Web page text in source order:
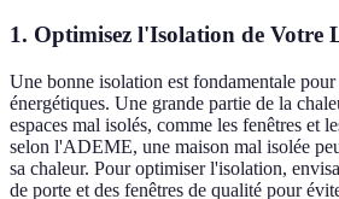
1. Optimisez l'Isolation de Votre
Une bonne isolation est fondamentale pour
énergétiques. Une grande partie de la
espaces mal isolés, comme les fenêtres et
selon l'ADEME, une maison mal isolée
sa chaleur. Pour optimiser l'isolation,
de porte et des fenêtres de qualité pour